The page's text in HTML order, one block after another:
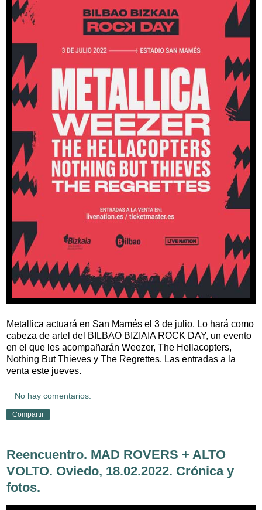
Metallica actuará en San Mamés el 3 de julio. Lo hará como
cabeza de artel del BILBAO BIZIAIA ROCK DAY, un evento
en el que les acompañarán Weezer, The Hellacopters,
Nothing But Thieves y The Regrettes. Las entradas a la
venta este jueves.
No hay comentarios:
Compartir
Reencuentro. MAD ROVERS + ALTO
VOLTO. Oviedo, 18.02.2022. Crónica y
fotos.